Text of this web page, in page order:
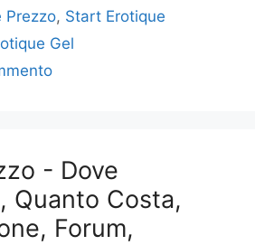
Prezzo, Start Erotique
Gel
- Dove
Quanto Costa,
Forum,